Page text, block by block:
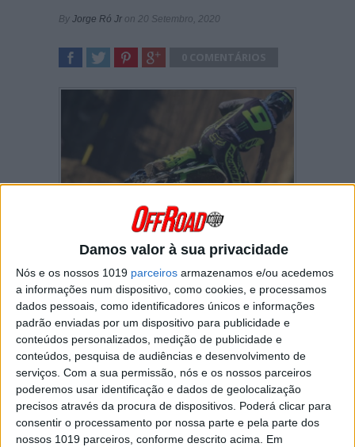
Damos valor à sua privacidade
Nós e os nossos 1019 parceiros armazenamos e/ou acedemos
a informações num dispositivo, como cookies, e processamos
dados pessoais, como identificadores únicos e informações
padrão enviadas por um dispositivo para publicidade e
conteúdos personalizados, medição de publicidade e
conteúdos, pesquisa de audiências e desenvolvimento de
serviços. Com a sua permissão, nós e os nossos parceiros
poderemos usar identificação e dados de geolocalização
precisos através da procura de dispositivos. Poderá clicar para
consentir o processamento por nossa parte e pela parte dos
nossos 1019 parceiros, conforme descrito acima. Em
By Jorge Ró Jr on 20 Setembro, 2020
O “rookie” da Kawasaki teve duas prestações
irrepreensíveis em Millville e, além de ter
conquistado a segunda vitória consecutiva,
conquistou a sua primeira “dobradinha” de
sempre.
A estratégia de Adam Cianciarulo
muito simples: fazer o “holeshot”, fugir da
“confusão” do pelotão e gerir a corrida a partir
da frente. Se bem pensou, melhor o fez! O
piloto da Kawasaki liderou todas as voltas das
duas mangas da classe 450.